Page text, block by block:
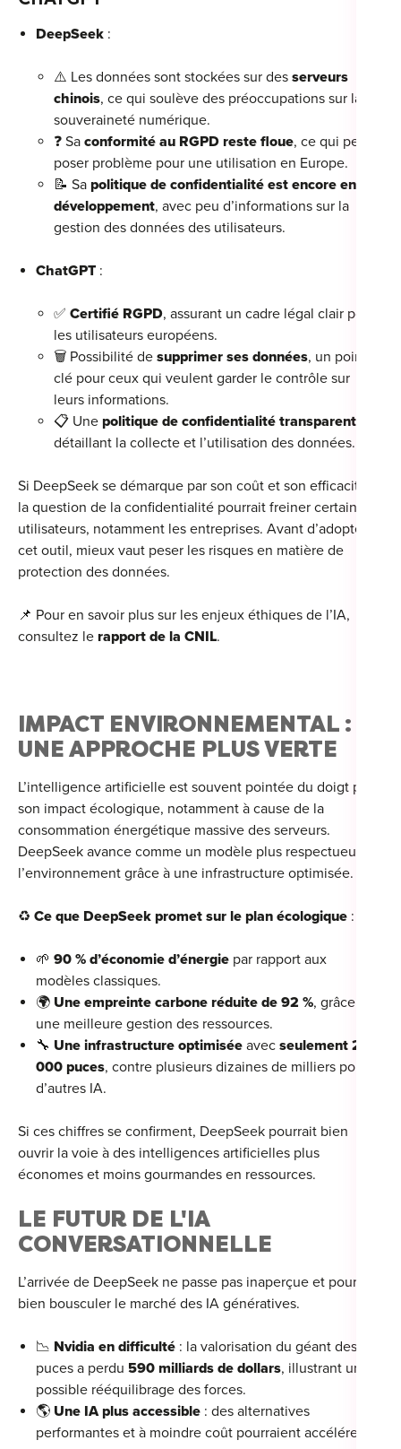
DeepSeek :
⚠️ Les données sont stockées sur des serveurs
chinois, ce qui soulève des préoccupations sur la
souveraineté numérique.
❓ Sa conformité au RGPD reste floue, ce qui peut
poser problème pour une utilisation en Europe.
📝 Sa politique de confidentialité est encore en
développement, avec peu d’informations sur la
gestion des données des utilisateurs.
ChatGPT :
✅ Certifié RGPD, assurant un cadre légal clair pour
les utilisateurs européens.
🗑️ Possibilité de supprimer ses données, un point
clé pour ceux qui veulent garder le contrôle sur
leurs informations.
📋 Une politique de confidentialité transparente
détaillant la collecte et l’utilisation des données.
Si DeepSeek se démarque par son coût et son efficacité,
la question de la confidentialité pourrait freiner certains
utilisateurs, notamment les entreprises. Avant d’adopter
cet outil, mieux vaut peser les risques en matière de
protection des données.
📌 Pour en savoir plus sur les enjeux éthiques de l’IA,
consultez le rapport de la CNIL.
IMPACT ENVIRONNEMENTAL :
UNE APPROCHE PLUS VERTE
L’intelligence artificielle est souvent pointée du doigt pour
son impact écologique, notamment à cause de la
consommation énergétique massive des serveurs.
DeepSeek avance comme un modèle plus respectueux de
l’environnement grâce à une infrastructure optimisée.
♻️ Ce que DeepSeek promet sur le plan écologique :
🌱 90 % d’économie d’énergie par rapport aux
modèles classiques.
🌍 Une empreinte carbone réduite de 92 %, grâce à
une meilleure gestion des ressources.
🔧 Une infrastructure optimisée avec seulement 2
000 puces, contre plusieurs dizaines de milliers pour
d’autres IA.
Si ces chiffres se confirment, DeepSeek pourrait bien
ouvrir la voie à des intelligences artificielles plus
économes et moins gourmandes en ressources.
LE FUTUR DE L'IA
CONVERSATIONNELLE
L’arrivée de DeepSeek ne passe pas inaperçue et pourrait
bien bousculer le marché des IA génératives.
📉 Nvidia en difficulté : la valorisation du géant des
puces a perdu 590 milliards de dollars, illustrant un
possible rééquilibrage des forces.
🌎 Une IA plus accessible : des alternatives
performantes et à moindre coût pourraient accélérer